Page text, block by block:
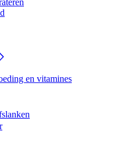
en vitamines